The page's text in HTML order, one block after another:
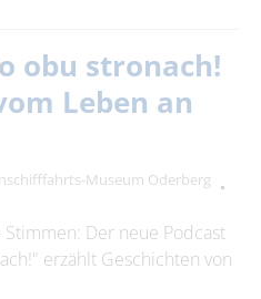
obu stronach!
Leben an
Museum Oderberg
Stimmen: Der neue Podcast
erzählt Geschichten von